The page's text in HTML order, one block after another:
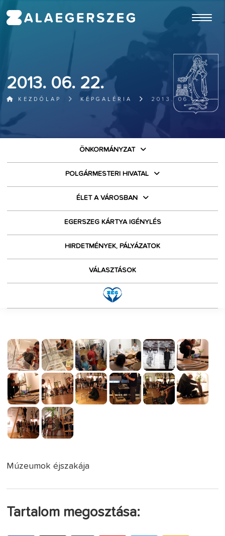
2013. 06. 22.
KEZDŐLAP KÉPGALÉRIA 2013. 06. 22.
ÖNKORMÁNYZAT
POLGÁRMESTERI HIVATAL
ÉLET A VÁROSBAN
EGERSZEG KÁRTYA IGÉNYLÉS
HIRDETMÉNYEK, PÁLYÁZATOK
VÁLASZTÁSOK
Múzeumok éjszakája
Tartalom megosztása: